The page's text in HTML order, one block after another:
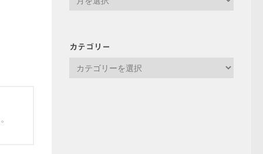
ブ
カテゴリー